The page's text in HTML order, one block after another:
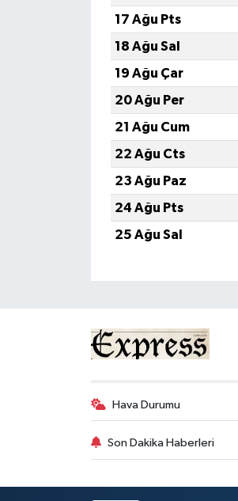
17 Ağu Pts
18 Ağu Sal
19 Ağu Çar
20 Ağu Per
21 Ağu Cum
22 Ağu Cts
23 Ağu Paz
24 Ağu Pts
25 Ağu Sal
Hava Durumu
Son Dakika Haberleri